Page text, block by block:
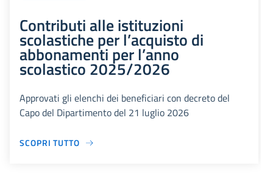
Contributi alle istituzioni
scolastiche per l’acquisto di
abbonamenti per l’anno
scolastico 2025/2026
Approvati gli elenchi dei beneficiari con decreto del
Capo del Dipartimento del 21 luglio 2026
SCOPRI TUTTO